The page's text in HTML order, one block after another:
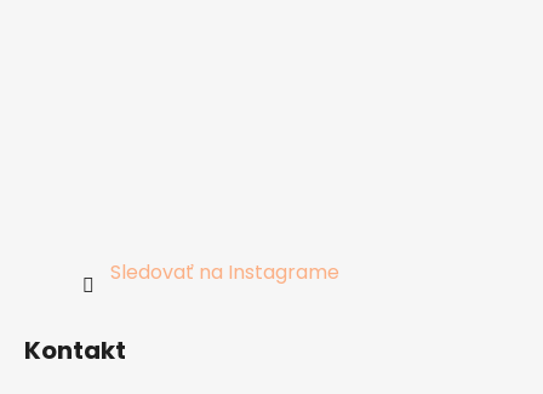
Sledovať na Instagrame
Kontakt